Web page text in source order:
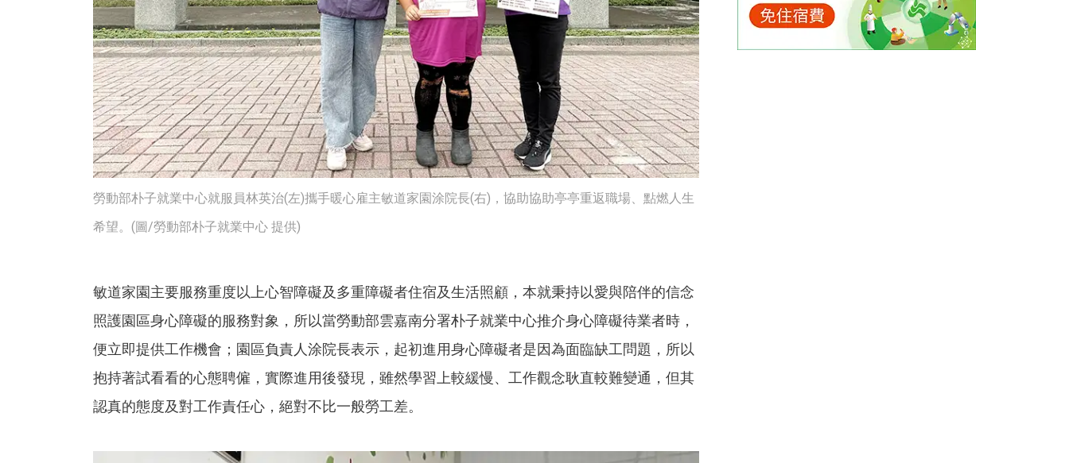
勞動部朴子就業中心就服員林英治(左)攜手暖心雇主敏道家園涂院長(右)，協助協助亭亭重返職場、點燃人生
希望。(圖/勞動部朴子就業中心 提供)
敏道家園主要服務重度以上心智障礙及多重障礙者住宿及生活照顧，本就秉持以愛與陪伴的信念
照護園區身心障礙的服務對象，所以當勞動部雲嘉南分署朴子就業中心推介身心障礙待業者時，
便立即提供工作機會；園區負責人涂院長表示，起初進用身心障礙者是因為面臨缺工問題，所以
抱持著試看看的心態聘僱，實際進用後發現，雖然學習上較緩慢、工作觀念耿直較難變通，但其
認真的態度及對工作責任心，絕對不比一般勞工差。